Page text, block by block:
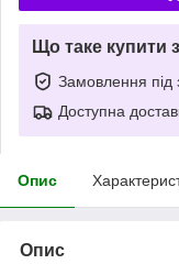
Що таке купити
Замовлення під
Доступна
Опис
Опис